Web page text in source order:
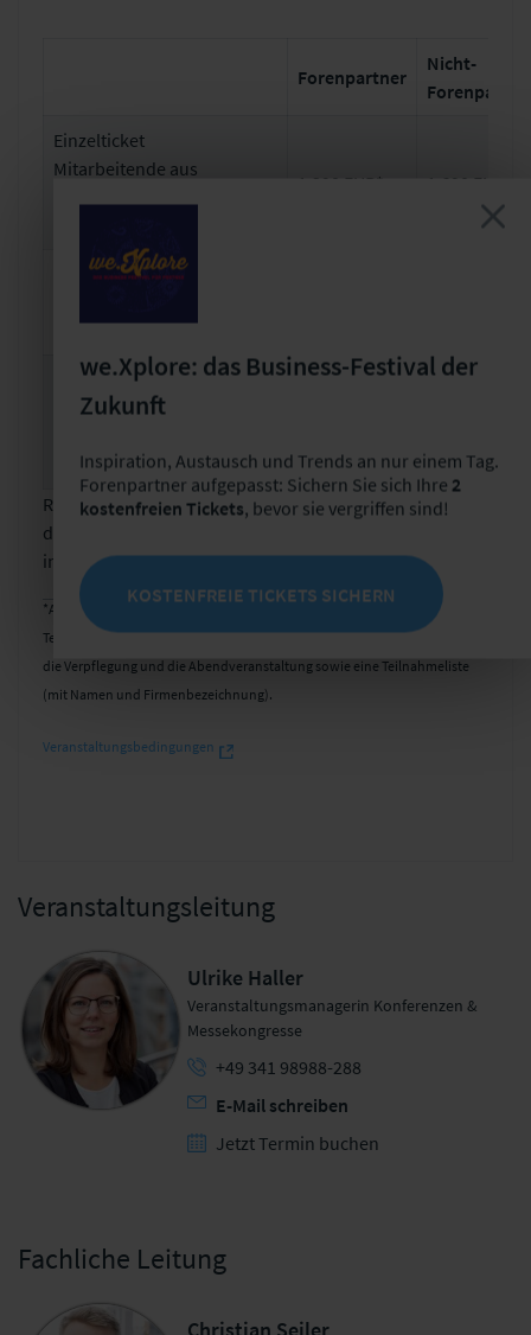
Forenpartner
Nicht-
Einzelticket
Mitarbeitende aus
1.390 EUR* 1.690 EUR*
Einzelticket
Versicherungsunternehmen
Unternehmensticket (für
max. 4 Mitarbeitende) aus
und Maklerunternehmen
Reduzierte Teilnahmegebühr pro Person für Mitglieder
des New Players Network oder Start-ups nach
individueller Prüfung 490 EUR*.
*Alle Preise verstehen sich zzgl. MwSt. Die Teilnahmegebühr beinhaltet die
Teilnahme an der Veranstaltung, die (freigegebenen) Tagungsunterlagen,
die Verpflegung und die Abendveranstaltung sowie eine Teilnahmeliste
(mit Namen und Firmenbezeichnung).
Veranstaltungsbedingungen
Veranstaltungsleitung
Ulrike Haller
Veranstaltungsmanagerin Konferenzen &
Messekongresse
+49 341 98988-288
E-Mail schreiben
Jetzt Termin buchen
Fachliche Leitung
we.Xplore: das Business-Festival der
Zukunft
Inspiration, Austausch und Trends an nur einem Tag.
Forenpartner aufgepasst: Sichern Sie sich Ihre 2
kostenfreien Tickets, bevor sie vergriffen sind!
KOSTENFREIE TICKETS SICHERN